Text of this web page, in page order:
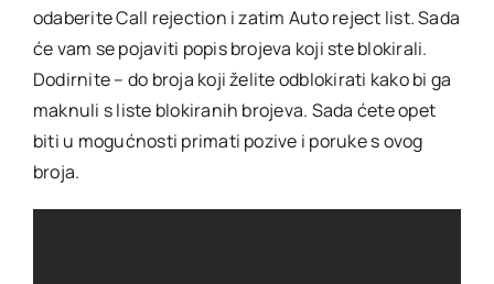
odaberite Call rejection i zatim Auto reject list. Sada
će vam se pojaviti popis brojeva koji ste blokirali.
Dodirnite – do broja koji želite odblokirati kako bi ga
maknuli s liste blokiranih brojeva. Sada ćete opet
biti u mogućnosti primati pozive i poruke s ovog
broja.